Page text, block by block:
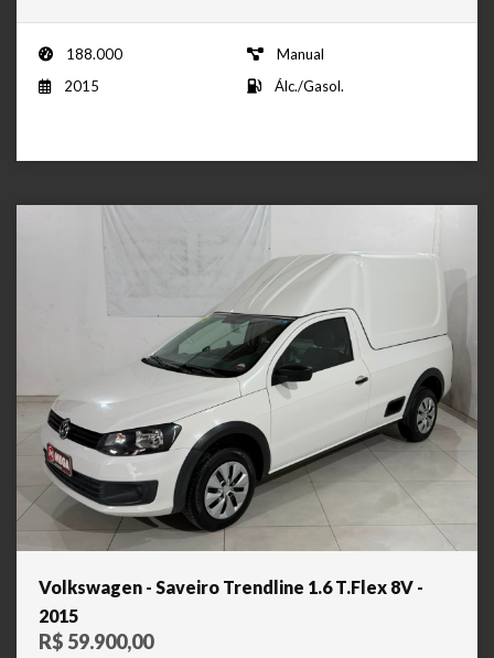
188.000
Manual
2015
Álc./Gasol.
Volkswagen - Saveiro Trendline 1.6 T.Flex 8V -
2015
R$ 59.900,00